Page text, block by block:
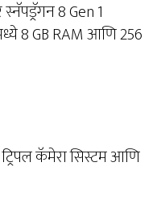
8 Gen 1
8 GB RAM आणि 256
कॅमेरा सिस्टम आणि